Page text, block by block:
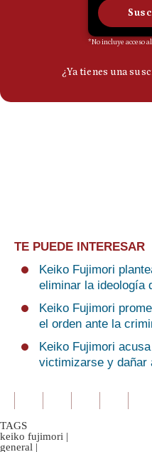
TE PUEDE INTERESAR
Keiko Fujimori
eliminar la ideología
Keiko Fujimori
el orden ante la
Keiko Fujimori
victimizarse y dañar
TAGS
keiko fujimori |
general |